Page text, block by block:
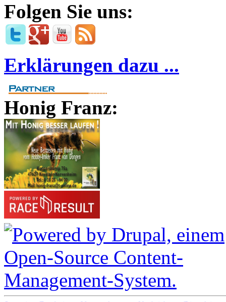
Folgen Sie uns:
Erklärungen dazu ...
Honig Franz: